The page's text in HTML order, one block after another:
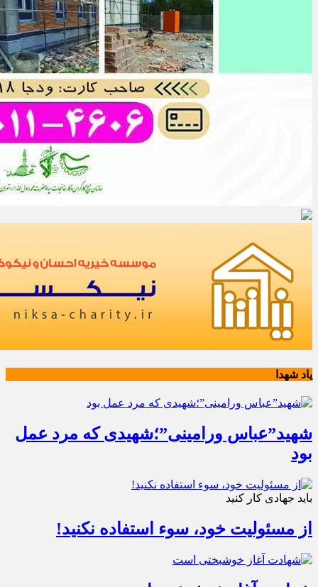
یاد شهدا
شهید”عباس ورامینی”؛شهیدی که مرد عمل
بود
باید جهادی کار کنید
از مسئولیت خود، سوء استفاده نکنید!